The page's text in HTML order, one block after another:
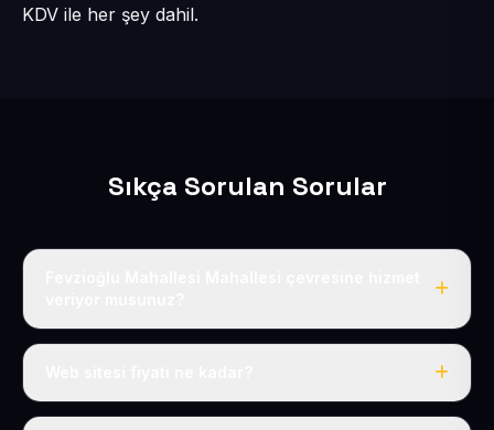
KDV ile her şey dahil.
Sıkça Sorulan Sorular
Evet, Fevzioğlu Mahallesi dahil tüm Argıncık ve
Tek fiyat: yılda 50 USD + KDV, her şey dahil.